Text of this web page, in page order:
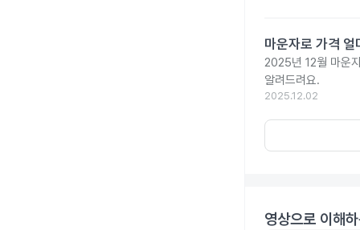
마운자로 가격
2025년 12월 마운
알려드려요.
2025.12.02
영상으로 이해